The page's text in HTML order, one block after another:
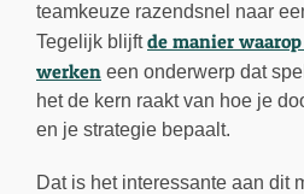
teamkeuze razendsnel naar
Tegelijk blijftde manier
werken een onderwerp dat
het de kern raakt van hoe je
en je strategie bepaalt.
Dat is het interessante aan dit